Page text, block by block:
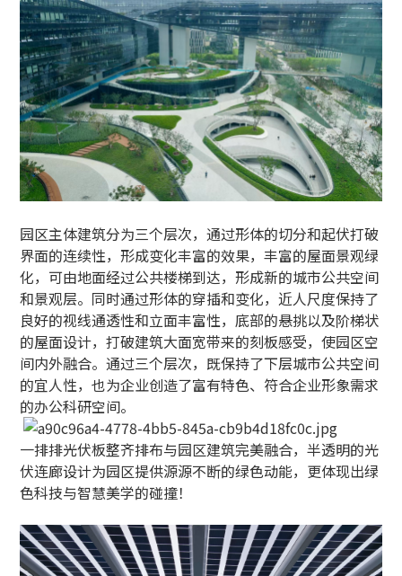
园区主体建筑分为三个层次，通过形体的切分和起伏打破
界面的连续性，形成变化丰富的效果，丰富的屋面景观绿
化，可由地面经过公共楼梯到达，形成新的城市公共空间
和景观层。同时通过形体的穿插和变化，近人尺度保持了
良好的视线通透性和立面丰富性，底部的悬挑以及阶梯状
的屋面设计，打破建筑大面宽带来的刻板感受，使园区空
间内外融合。通过三个层次，既保持了下层城市公共空间
的宜人性，也为企业创造了富有特色、符合企业形象需求
的办公科研空间。
一排排光伏板整齐排布与园区建筑完美融合，半透明的光
伏连廊设计为园区提供源源不断的绿色动能，更体现出绿
色科技与智慧美学的碰撞！